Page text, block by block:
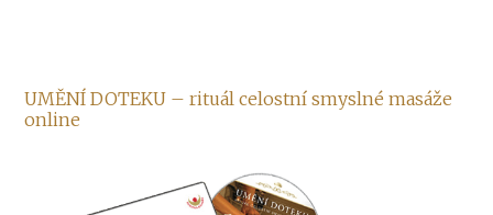
UMĚNÍ DOTEKU – rituál celostní smyslné masáže
online